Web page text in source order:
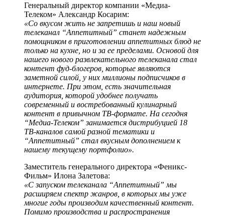
Генеральный директор компании «Медиа-
Телеком» Александр Косарим:
«Со вкусом жить не запретишь и наш новый
телеканал “Аппетитный” станет надежным
помощником в приготовлении аппетитных блюд не
только на кухне, но и за ее пределами. Основой для
нашего нового развлекательного телеканала стал
контент фуд-блогеров, которые являются
заметной силой, у них миллионы подписчиков в
интернете. При этом, есть значительная
аудитория, которой удобнее получать
современный и востребованный кулинарный
контент в привычном ТВ-формате. На сегодня
“Медиа-Телеком” занимается дистрибуцией 18
ТВ-каналов самой разной тематики и
“Аппетитный” стал вкусным дополнением к
нашему текущему портфолио».
Заместитель генерального директора «Феникс-
Фильм» Илона Залетова:
«С запуском телеканала “Аппетитный” мы
расширяем спектр жанров, в которых мы уже
многие годы производим качественный контент.
Помимо производства и распространения